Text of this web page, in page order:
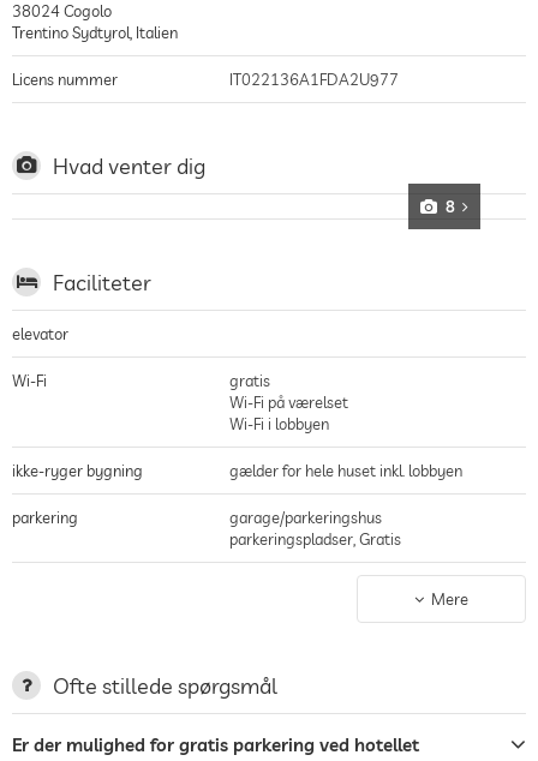
38024Cogolo
Trentino Sydtyrol Italien
Licens nummer IT022136A1FDA2U977
Hvad venter dig
8
Faciliteter
elevator
Wi-Fi
gratis
Wi-Fi på værelset
Wi-Fi i lobbyen
ikke-ryger bygning gælder for hele huset inkl. lobbyen
parkering
garage/parkeringshus
parkeringspladser, Gratis
Have/Udendørs
Mere
Ofte stillede spørgsmål
Er der mulighed for gratis parkering ved hotellet